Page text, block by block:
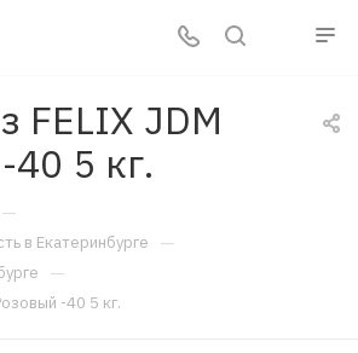
FELIX JDM
5 кг.
—
в Екатеринбурге —
—
-40 5 кг.